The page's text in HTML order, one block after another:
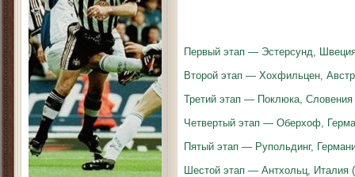
Первый этап — Эстерсунд,
Второй этап — Хохфильцен,
Третий этап — Поклюка, Словения
Четвертый этап — Оберхоф,
Пятый этап — Рупольдинг,
Шестой этап — Антхольц, Италия